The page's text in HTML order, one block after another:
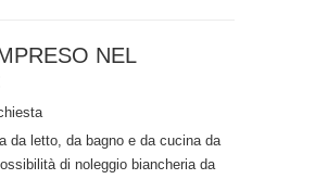
NEL
da letto, da bagno e da cucina da
di noleggio biancheria da